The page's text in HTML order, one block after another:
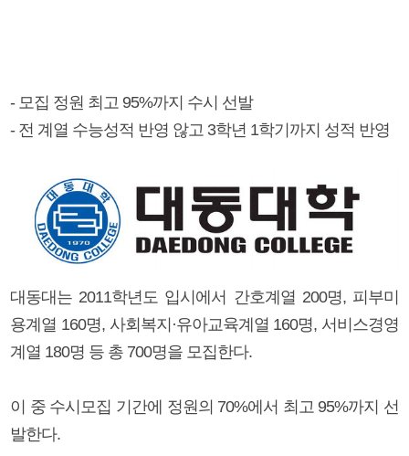
- 모집 정원 최고 95%까지 수시 선발
- 전 계열 수능성적 반영 않고 3학년 1학기까지 성적 반영
대동대는 2011학년도 입시에서 간호계열 200명, 피부미
용계열 160명, 사회복지·유아교육계열 160명, 서비스경영
계열 180명 등 총 700명을 모집한다.
이 중 수시모집 기간에 정원의 70%에서 최고 95%까지 선
발한다.